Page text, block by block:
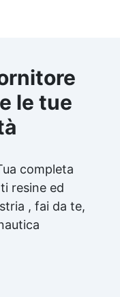
le tue
completa
resine ed
, fai da te,